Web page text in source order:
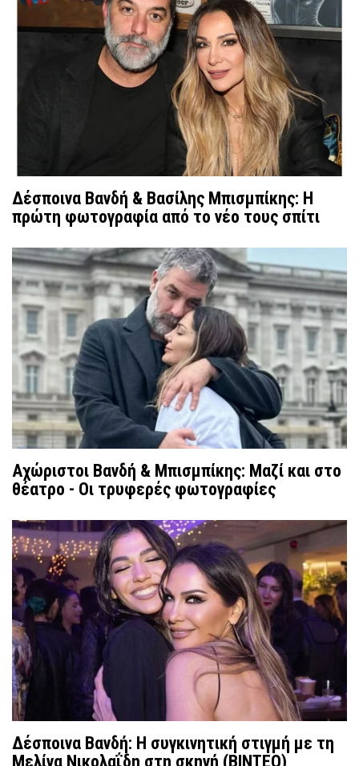
Δέσποινα Βανδή & Βασίλης Μπισμπίκης: Η
πρώτη φωτογραφία από το νέο τους σπίτι
Αχώριστοι Βανδή & Μπισμπίκης: Μαζί και στο
θέατρο - Οι τρυφερές φωτογραφίες
Δέσποινα Βανδή: Η συγκινητική στιγμή με τη
Μελίνα Νικολαΐδη στη σκηνή (BINTEO)